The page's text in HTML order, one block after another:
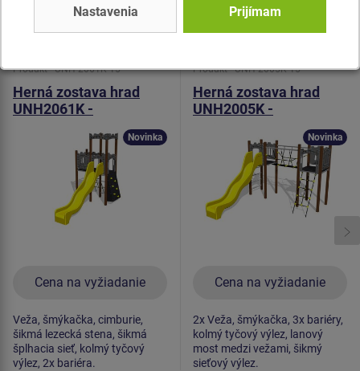
Podobnýtovar
Produkt - UNH-2061K-15
Herná zostava hrad
UNH2061K -
Cena na vyžiadanie
Novinka
Veža, šmýkačka, cimburie,
šikmá lezecká stena, šikmá
šplhacia sieť, kolmý tyčový
výlez, 2x bariéra.
Produkt - UNH-2005K-15
Herná zostava hrad
UNH2005K -
Cena na vyžiadanie
Novinka
2x Veža, šmýkačka, 3x bariéry,
kolmý tyčový výlez, lanový
most medzi vežami, šikmý
sieťový výlez.
Nastavenia Prijímam